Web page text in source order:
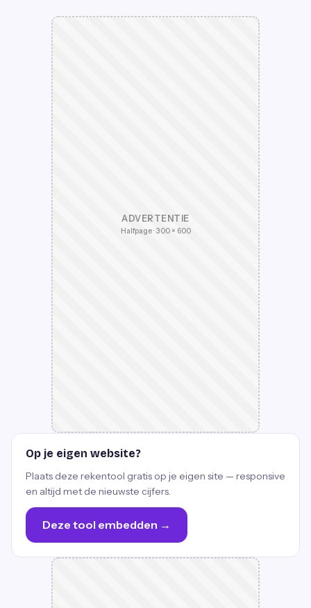
ADVERTENTIE
Halfpage · 300 × 600
Op je eigen website?
Plaats deze rekentool gratis op je eigen site — responsive
en altijd met de nieuwste cijfers.
Deze tool embedden →